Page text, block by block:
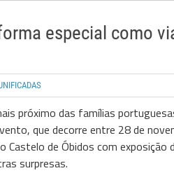
especial como
próximo das famílias
que decorre entre 28 de
de Óbidos com exposição
surpresas.